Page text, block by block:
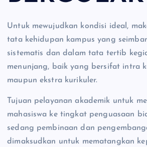
Untuk mewujudkan kondisi ideal,
tata kehidupan kampus yang
sistematis dan dalam tata tertib
menunjang, baik yang bersifat intra
maupun ekstra kurikuler.
Tujuan pelayanan akademik untuk
mahasiswa ke tingkat penguasaan
sedang pembinaan dan
dimaksudkan untuk mematangkan